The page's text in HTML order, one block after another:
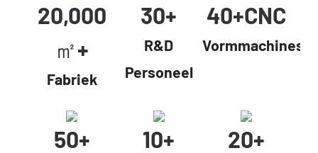
20,000
㎡+
Fabriek
30+
R&D
Personeel
40+cNC
Vormmachines
50+ 10+ 20+